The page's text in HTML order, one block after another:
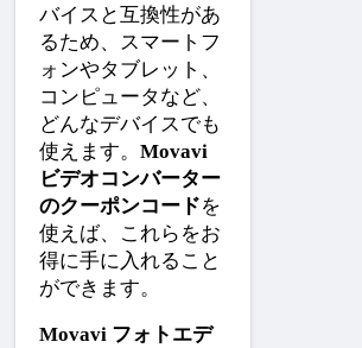
バイスと互換性があ
るため、スマートフ
ォンやタブレット、
コンピュータなど、
どんなデバイスでも
使えます。 Movavi
ビデオコンバーター
のクーポンコードを
使えば、これらをお
得に手に入れること
ができます。
Movavi フォトエデ